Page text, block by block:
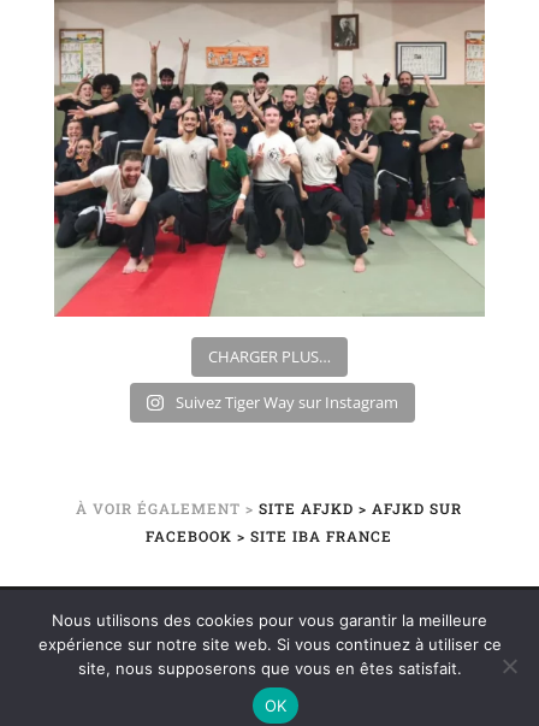
CHARGER PLUS…
Suivez Tiger Way sur Instagram
À VOIR ÉGALEMENT >SITE AFJKD> AFJKD SUR
FACEBOOK> SITE IBA FRANCE
©2020 TIGER WAY – ÉCOLE DE KUNG-FU / JEET-
KUNE-DO | PAYS-BASQUE – BÉARN | BAYONNE –
SALIES-DE-BÉARN |MENTIONS LÉGALES
Nous utilisons des cookies pour vous garantir la meilleure
expérience sur notre site web. Si vous continuez à utiliser ce
site, nous supposerons que vous en êtes satisfait.
OK